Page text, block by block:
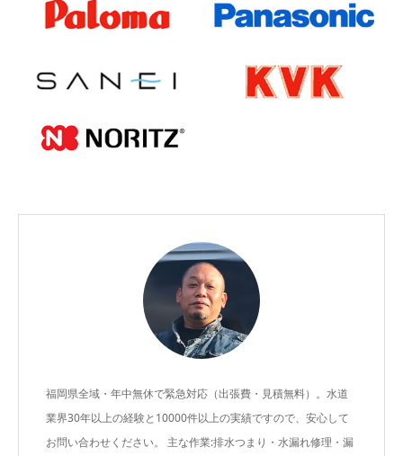
福岡県全域・年中無休で緊急対応（出張費・見積無料）。水道
業界30年以上の経験と10000件以上の実績ですので、安心して
お問い合わせください。 主な作業:排水つまり・水漏れ修理・漏